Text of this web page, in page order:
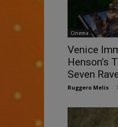
Cinema
Venice
Henson’s
Seven
Ruggero Melis